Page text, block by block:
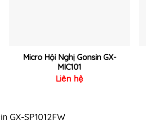
Micro Hội Nghị Gonsin GX-
MIC101
Liên hệ
GX-SP1012FW